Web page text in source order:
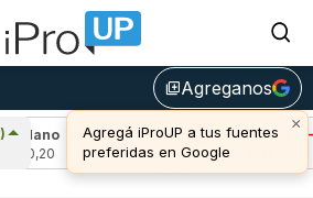
library_addAgreganos
×
Agregá iProUP a tus fuentes
preferidas en Google
(-1,54%)
Avalanche (-
u$s 6,46